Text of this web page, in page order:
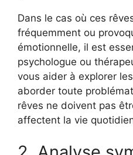
Dans le cas où ces
fréquemment ou
émotionnelle, il est
psychologue ou
vous aider à explorer
aborder toute
rêves ne doivent pas
affectent la vie